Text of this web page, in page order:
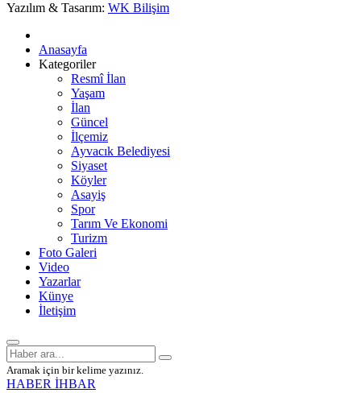
Yazılım & Tasarım: WK Bilişim
Anasayfa
Kategoriler
Resmî İlan
Yaşam
İlan
Güncel
İlçemiz
Ayvacık Belediyesi
Siyaset
Köyler
Asayiş
Spor
Tarım Ve Ekonomi
Turizm
Foto Galeri
Video
Yazarlar
Künye
İletişim
Aramak için bir kelime yazınız.
HABER İHBAR